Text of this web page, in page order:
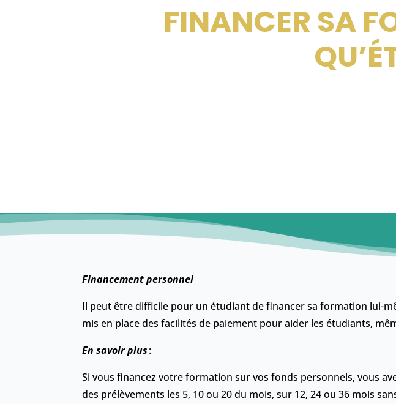
FINANCER SA
Financement personnel
Il peut être difficile pour un étudiant de financer sa formation lui-
mis en place des facilités de paiement pour aider les étudiants,
En savoir plus:
Si vous financez votre formation sur vos fonds personnels, vous
des prélèvements les 5, 10 ou 20 du mois, sur 12, 24 ou 36 mois